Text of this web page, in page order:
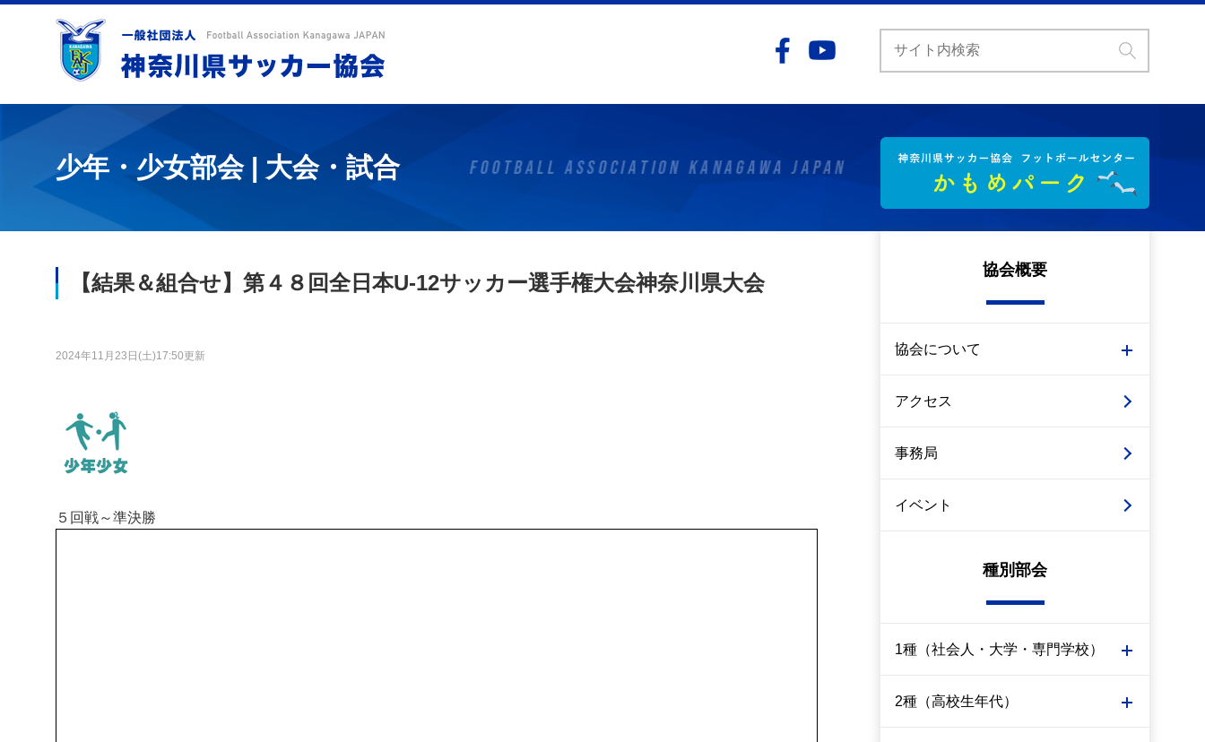
少年・少女部会 | 大会・試合
【結果＆組合せ】第４８回全日本U-12サッカー選手権大会神奈川県大会
2024年11月23日(土)17:50更新
５回戦～準決勝
協会概要
協会について
アクセス
事務局
イベント
種別部会
1種（社会人・大学・専門学校）
2種（高校生年代）